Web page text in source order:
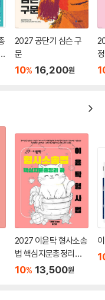
문제집에 추가로 내년 법
예정) 문제를 반드시 확
우리는 망각합니다. 그러
면서 시험 마지막 순간까지
늘 본인이 가고 있는 길
시오. 막연히 양이 주는 허
고 있어야 할 조문과 법리,
를 다시 한 번 보시면서 점
에 일어난다고 알고 있습
2027 공단기 심슨 구
문
10% 16,200원
2027 이윤탁 형사소송
법 핵심지문총정리
(하)
10% 13,500원